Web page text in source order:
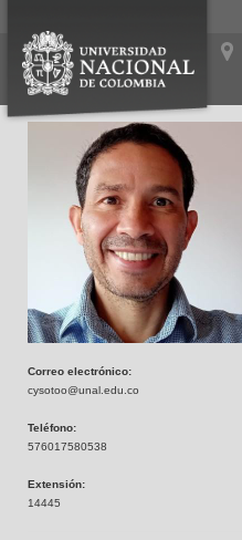
Correo electrónico:
cysotoo@unal.edu.co
Teléfono:
576017580538
Extensión:
14445